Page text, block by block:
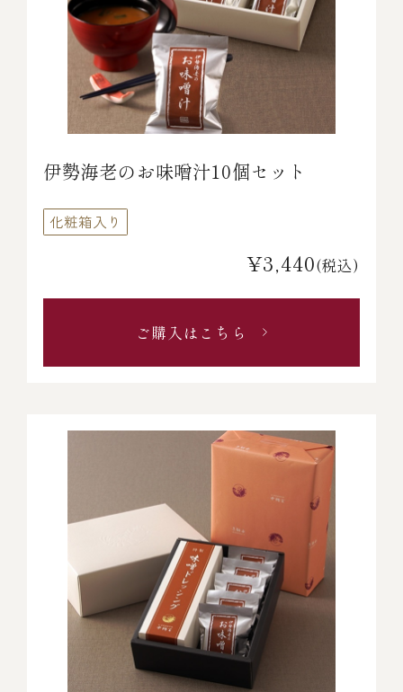
伊勢海老のお味噌汁10個セット
化粧箱入り
¥3,440(税込)
ご購入はこちら